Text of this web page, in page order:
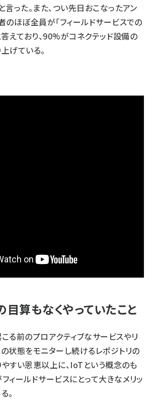
言った。また、つい先日おこなったアン
のほぼ全員が「フィールドサービスでの
答えており、90%がコネクテッド設備の
げている。
目算もなくやっていたこと
る前のプロアクティブなサービスやリ
状態をモニターし続けるレポジトリの
すい恩恵以上に、IoTという概念のも
ィールドサービスにとって大きなメリッ
。